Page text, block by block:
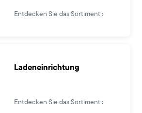
Entdecken Sie das Sortiment
Ladeneinrichtung
Entdecken Sie das Sortiment